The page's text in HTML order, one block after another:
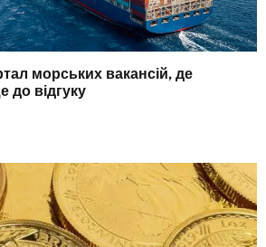
морських вакансій, де
до відгуку